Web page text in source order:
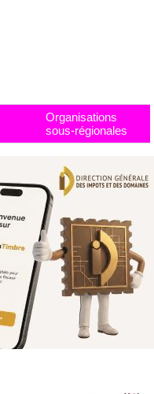
Organisations
sous-régionales